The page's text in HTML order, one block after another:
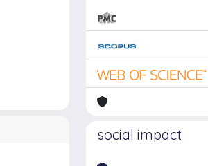
social impact